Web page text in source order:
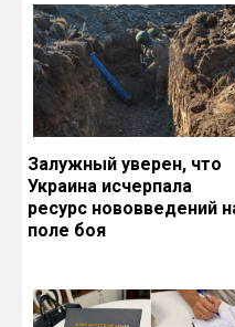
Залужный уверен, что
Украина исчерпала
ресурс нововведений
поле боя